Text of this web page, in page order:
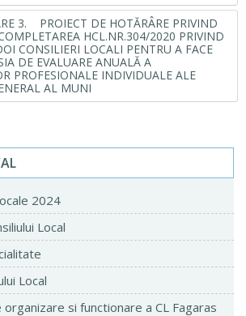
3. PROIECT DE HOTĂRÂRE PRIVIND
HCL.NR.304/2020 PRIVIND
CONSILIERI LOCALI PENTRU A FACE
DE EVALUARE ANUALĂ A
PROFESIONALE INDIVIDUALE ALE
AL MUNI
2024
Local
Local
si functionare a CL Fagaras